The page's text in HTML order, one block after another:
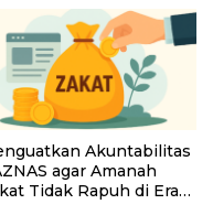
Akuntabilitas
agar Amanah
Tidak Rapuh di Era